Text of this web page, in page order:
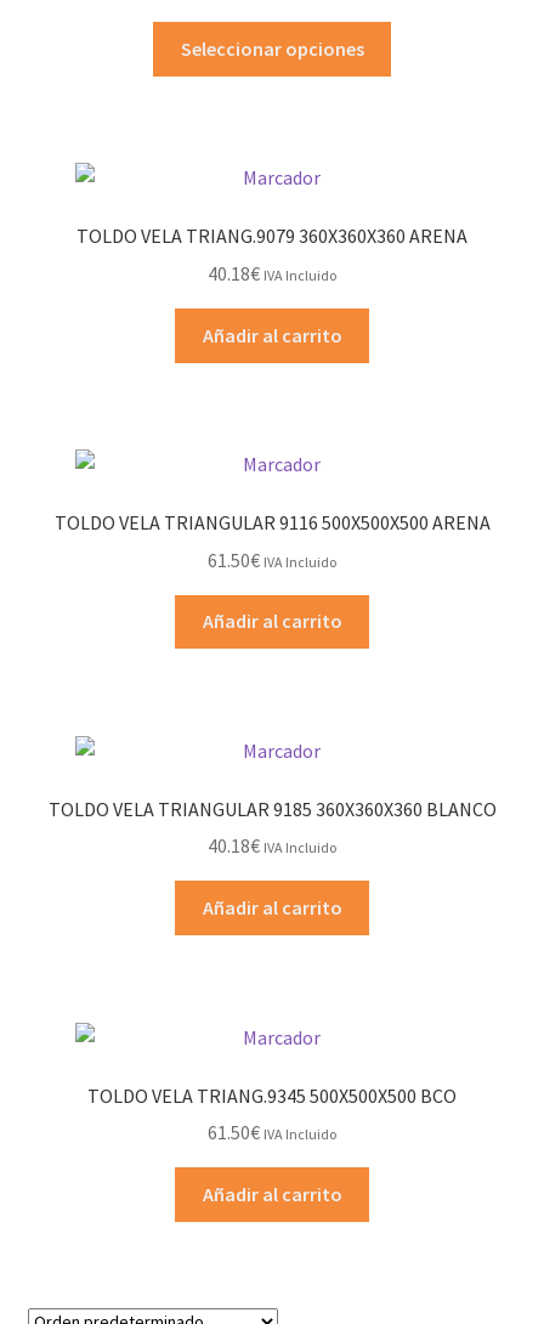
precios:
desde
116.91€
Seleccionar opciones
se
TOLDO VELA TRIANG.9079 360X360X360 ARENA
40.18€ IVA Incluido
Añadir al carrito
TOLDO VELA TRIANGULAR 9116 500X500X500 ARENA
61.50€ IVA Incluido
Añadir al carrito
TOLDO VELA TRIANGULAR 9185 360X360X360 BLANCO
40.18€ IVA Incluido
Añadir al carrito
TOLDO VELA TRIANG.9345 500X500X500 BCO
61.50€ IVA Incluido
Añadir al carrito